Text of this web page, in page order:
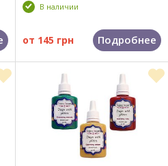
В наличии
от 145 грн Подробнее